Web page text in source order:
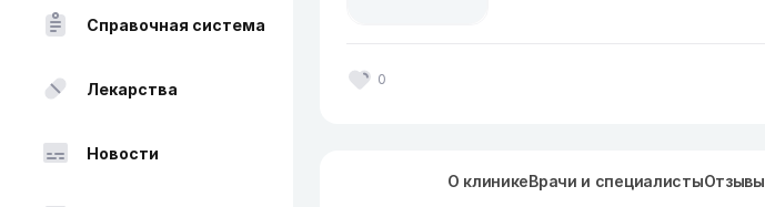
Справочная система
Лекарства
Новости
0
О клиникеВрачи и специалистыОтзывы